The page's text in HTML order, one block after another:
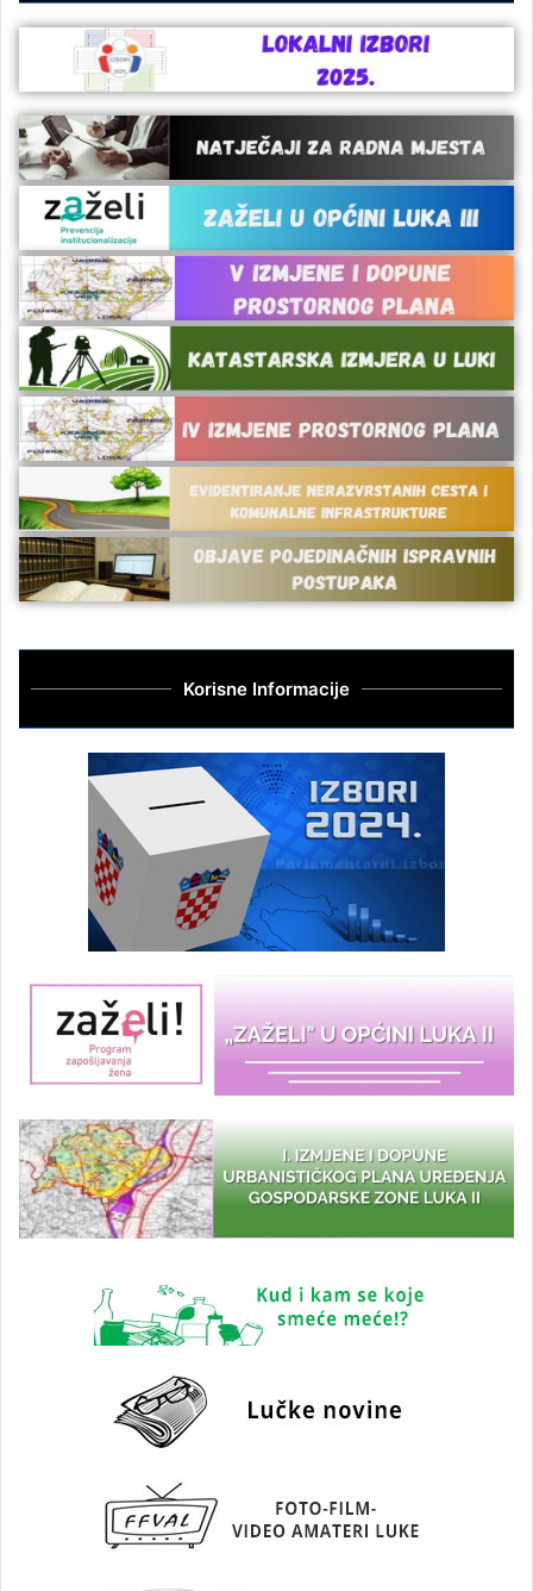
Korisne Informacije